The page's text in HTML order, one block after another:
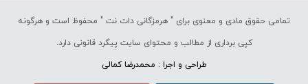
تمامی حقوق مادی و معنوی برای " هرمزگانی دات نت " محفوظ است و هرگونه
کپی برداری از مطالب و محتوای سایت پیگرد قانونی دارد.
طراحی و اجرا : محمدرضا کمالی